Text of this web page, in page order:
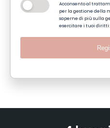
Acconsento al
per la gestione della
saperne di più sulla
esercitare i tuoi diritti: